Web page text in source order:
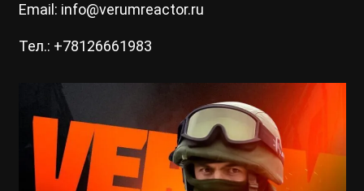
Email: info@verumreactor.ru
Тел.: +78126661983